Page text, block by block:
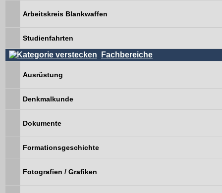
Arbeitskreis Blankwaffen
Studienfahrten
Fachbereiche
Ausrüstung
Denkmalkunde
Dokumente
Formationsgeschichte
Fotografien / Grafiken